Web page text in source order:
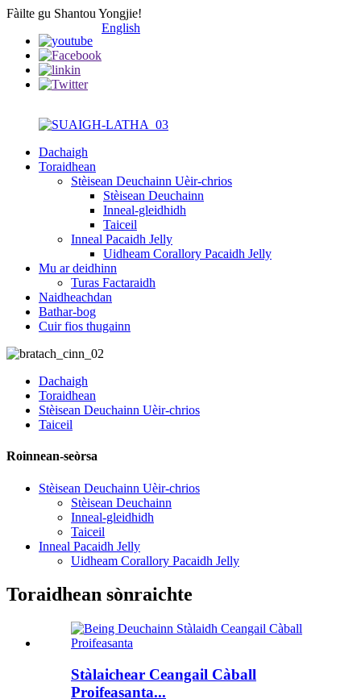
Fàilte gu Shantou Yongjie!
English
Dachaigh
Toraidhean
Stèisean Deuchainn Uèir-chrios
Stèisean Deuchainn
Inneal-gleidhidh
Taiceil
Inneal Pacaidh Jelly
Uidheam Corallory Pacaidh Jelly
Mu ar deidhinn
Turas Factaraidh
Naidheachdan
Bathar-bog
Cuir fios thugainn
Dachaigh
Toraidhean
Stèisean Deuchainn Uèir-chrios
Taiceil
Roinnean-seòrsa
Stèisean Deuchainn Uèir-chrios
Stèisean Deuchainn
Inneal-gleidhidh
Taiceil
Inneal Pacaidh Jelly
Uidheam Corallory Pacaidh Jelly
Toraidhean sònraichte
Stàlaichear Ceangail Càball
Proifeasanta...